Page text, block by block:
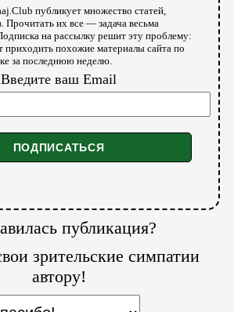
публикует множество статей,
Прочитать их все — задача весьма
на рассылку решит эту проблему:
приходить похожие материалы сайта по
за последнюю неделю.
Введите ваш Email
публикация?
зрительские симпатии
автору!